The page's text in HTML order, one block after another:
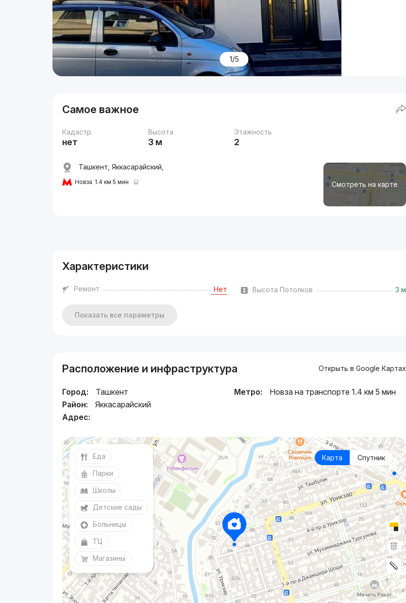
1/5
Самое важное
Кадастр
нет
Высота
3 м
Этажность
2
Смотреть на карте
Ташкент, Яккасарайский,
Новза 1.4 км 5 мин
Характеристики
Ремонт Нет Высота Потолков 3 м
Показать все параметры
Расположение и инфраструктура Открыть в Google Картах
Город:
Ташкент
Район:
Яккасарайский
Адрес:
Метро: Новза на транспорте 1.4 км 5 мин
Карта Спутник
Еда
Парки
Школы
Детские сады
Больницы
ТЦ
Магазины